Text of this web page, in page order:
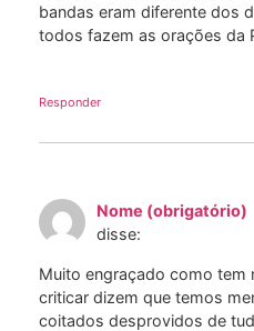
bandas eram diferente dos
todos fazem as orações da
Responder
Nome (obrigatório)
disse:
Muito engraçado como tem
criticar dizem que temos
coitados desprovidos de